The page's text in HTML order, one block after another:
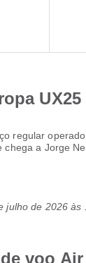
UX25
regular
chega a Jorge
julho de 2026 às
voo